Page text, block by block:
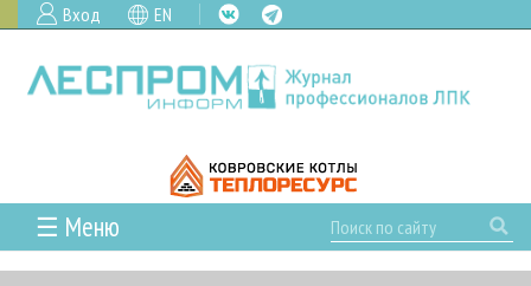
Вход EN
☰ Меню
ГЛАВНАЯ